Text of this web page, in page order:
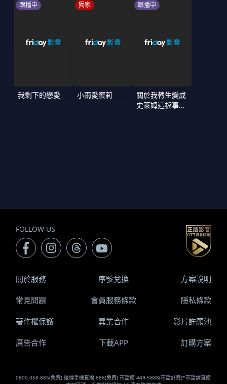
跟播中
我剩下的戀愛
獨家
小雨愛蜜莉
跟播中
關於我轉生變成
史萊姆這檔事
FOLLOW US
0800-058-885(免費) 遠傳手機直撥 888(免費) 市話撥 449-5888(市話計費)*市話請直撥
關於服務 序號兌換 方案說明
常見問題 會員服務條款 隱私條款
著作權保護 異業合作 影片許願池
廣告合作 下載APP 訂購方案